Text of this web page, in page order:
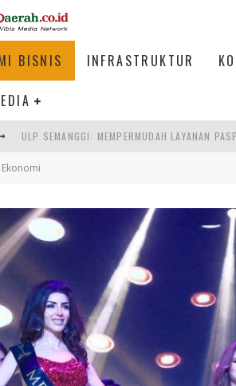
BISNIS INFRASTRUKTUR
BAKMI PANGSIT AYAM, KULINER LEGENDARIS
KETIKA INSTITUSI MENENTUKAN MASA DEPAN
ULP SEMANGGI: MEMPERMUDAH LAYANAN
Ekonomi